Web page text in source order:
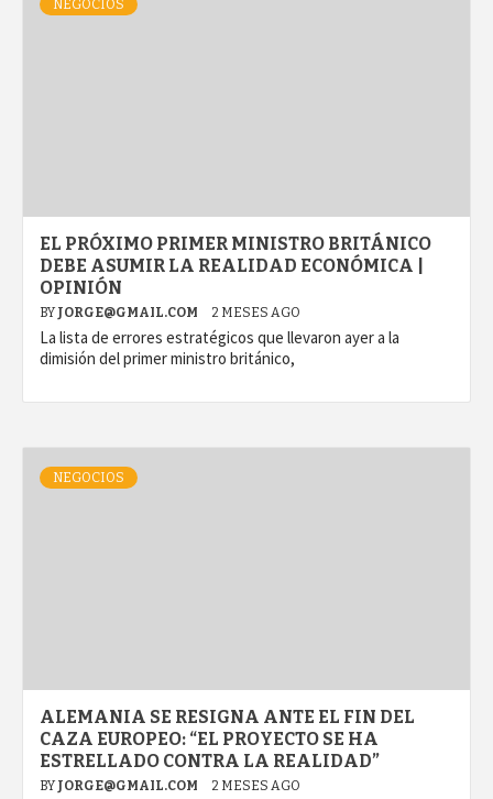
NEGOCIOS
EL PRÓXIMO PRIMER MINISTRO BRITÁNICO
DEBE ASUMIR LA REALIDAD ECONÓMICA |
OPINIÓN
BY JORGE@GMAIL.COM 2 MESES AGO
La lista de errores estratégicos que llevaron ayer a la
dimisión del primer ministro británico,
NEGOCIOS
ALEMANIA SE RESIGNA ANTE EL FIN DEL
CAZA EUROPEO: “EL PROYECTO SE HA
ESTRELLADO CONTRA LA REALIDAD”
BY JORGE@GMAIL.COM 2 MESES AGO